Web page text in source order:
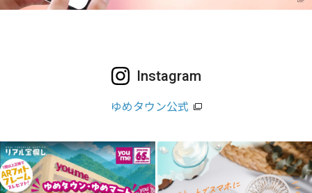
Instagram
ゆめタウン公式